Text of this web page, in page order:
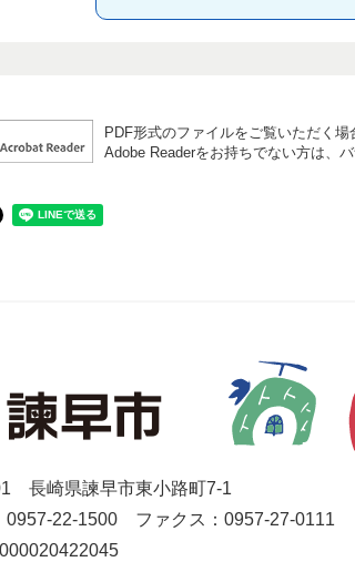
PDF形式のファイルをご覧いただく場
Adobe Readerをお持ちでない方は、
長崎県諫早市東小路町7-1
0957-22-1500
ファクス：0957-27-0111